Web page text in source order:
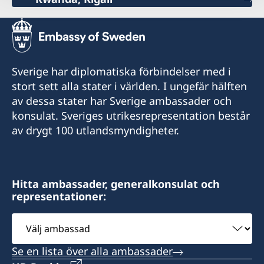
Sverige har diplomatiska förbindelser med i
stort sett alla stater i världen. I ungefär hälften
av dessa stater har Sverige ambassader och
konsulat. Sveriges utrikesrepresentation består
av drygt 100 utlandsmyndigheter.
Hitta ambassader, generalkonsulat och
representationer:
ambassad
Se en lista över alla ambassader